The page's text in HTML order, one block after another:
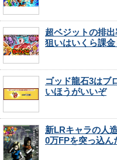
超ベジットの排
狙いはいくら課
ゴッド龍石3はブ
いほうがいいぞ
新LRキャラの人
0万FPを突っ込ん